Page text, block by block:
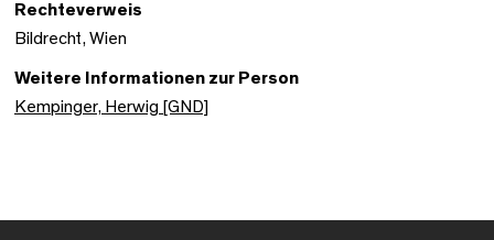
Rechteverweis
Bildrecht, Wien
Weitere Informationen zur Person
Kempinger, Herwig [GND]